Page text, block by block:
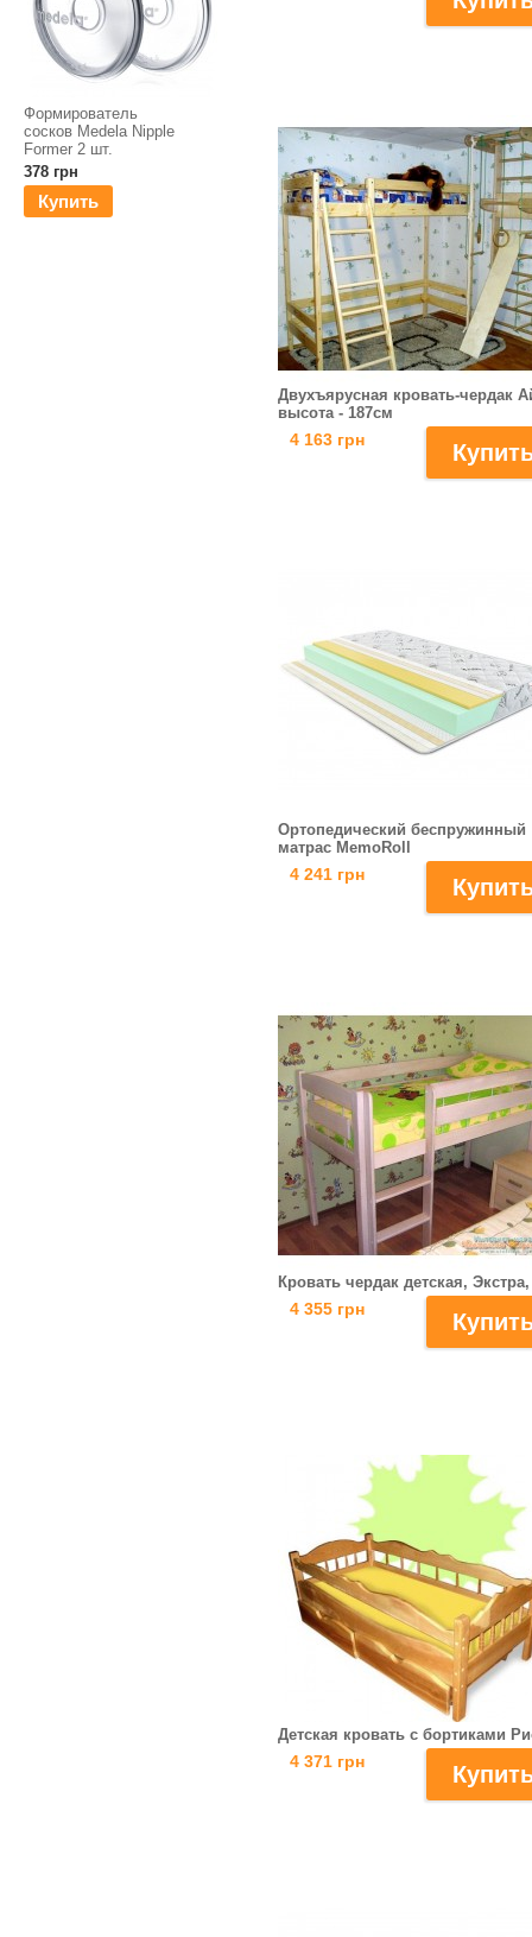
Формирователь
сосков Medela Nipple
Former 2 шт.
378 грн
Купить
Двухъярусная кровать-чердак
высота - 187см
4 163 грн
Ортопедический беспружинный
матраc MemoRoll
4 241 грн
Кровать чердак детская,
4 355 грн
Детская кровать с бортиками
4 371 грн